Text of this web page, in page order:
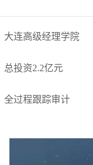
大连高级经理学院
总投资2.2亿元
全过程跟踪审计